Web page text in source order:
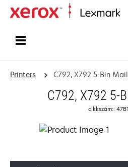
Printers C792, X792 5-Bin
C792, X792 5-
cikkszám::